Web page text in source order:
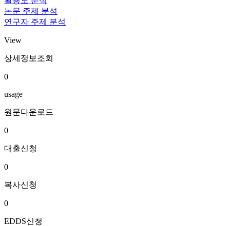
논문 주제 분석
연구자 주제 분석
View
상세정보조회
0
usage
원문다운로드
0
대출신청
0
복사신청
0
EDDS신청